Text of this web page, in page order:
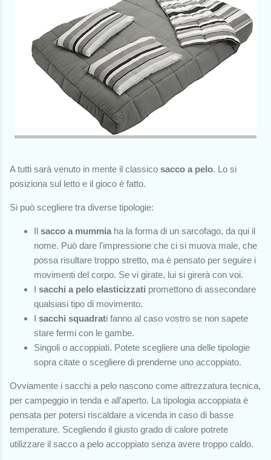
A tutti sarà venuto in mente il classico sacco a pelo. Lo si
posiziona sul letto e il gioco è fatto.
Si può scegliere tra diverse tipologie:
Il sacco a mummia ha la forma di un sarcofago, da qui il
nome. Può dare l'impressione che ci si muova male, che
possa risultare troppo stretto, ma è pensato per seguire i
movimenti del corpo. Se vi girate, lui si girerà con voi.
I sacchi a pelo elasticizzati promettono di assecondare
qualsiasi tipo di movimento.
I sacchi squadrati fanno al caso vostro se non sapete
stare fermi con le gambe.
Singoli o accoppiati. Potete scegliere una delle tipologie
sopra citate o scegliere di prenderne uno accoppiato.
Ovviamente i sacchi a pelo nascono come attrezzatura tecnica,
per campeggio in tenda e all'aperto. La tipologia accoppiata è
pensata per potersi riscaldare a vicenda in caso di basse
temperature. Scegliendo il giusto grado di calore potrete
utilizzare il sacco a pelo accoppiato senza avere troppo caldo.